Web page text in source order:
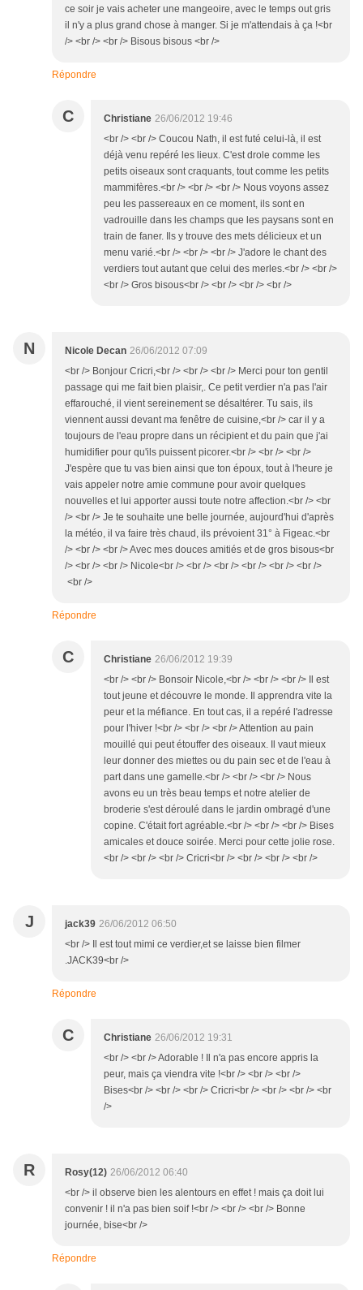
ce soir je vais acheter une mangeoire, avec le temps out gris
il n'y a plus grand chose à manger. Si je m'attendais à ça !<br
/> <br /> <br /> Bisous bisous <br />
Répondre
C Christiane 26/06/2012 19:46
<br /> <br /> Coucou Nath, il est futé celui-là, il est
déjà venu repéré les lieux. C'est drole comme les
petits oiseaux sont craquants, tout comme les petits
mammifères.<br /> <br /> <br /> Nous voyons assez
peu les passereaux en ce moment, ils sont en
vadrouille dans les champs que les paysans sont en
train de faner. Ils y trouve des mets délicieux et un
menu varié.<br /> <br /> <br /> J'adore le chant des
verdiers tout autant que celui des merles.<br /> <br />
<br /> Gros bisous<br /> <br /> <br /> <br />
N Nicole Decan 26/06/2012 07:09
<br /> Bonjour Cricri,<br /> <br /> <br /> Merci pour ton gentil
passage qui me fait bien plaisir,. Ce petit verdier n'a pas l'air
effarouché, il vient sereinement se désaltérer. Tu sais, ils
viennent aussi devant ma fenêtre de cuisine,<br /> car il y a
toujours de l'eau propre dans un récipient et du pain que j'ai
humidifier pour qu'ils puissent picorer.<br /> <br /> <br />
J'espère que tu vas bien ainsi que ton époux, tout à l'heure je
vais appeler notre amie commune pour avoir quelques
nouvelles et lui apporter aussi toute notre affection.<br /> <br
/> <br /> Je te souhaite une belle journée, aujourd'hui d'après
la météo, il va faire très chaud, ils prévoient 31° à Figeac.<br
/> <br /> <br /> Avec mes douces amitiés et de gros bisous<br
/> <br /> <br /> Nicole<br /> <br /> <br /> <br /> <br /> <br />
<br />
Répondre
C Christiane 26/06/2012 19:39
<br /> <br /> Bonsoir Nicole,<br /> <br /> <br /> Il est
tout jeune et découvre le monde. Il apprendra vite la
peur et la méfiance. En tout cas, il a repéré l'adresse
pour l'hiver !<br /> <br /> <br /> Attention au pain
mouillé qui peut étouffer des oiseaux. Il vaut mieux
leur donner des miettes ou du pain sec et de l'eau à
part dans une gamelle.<br /> <br /> <br /> Nous
avons eu un très beau temps et notre atelier de
broderie s'est déroulé dans le jardin ombragé d'une
copine. C'était fort agréable.<br /> <br /> <br /> Bises
amicales et douce soirée. Merci pour cette jolie rose.
<br /> <br /> <br /> Cricri<br /> <br /> <br /> <br />
J jack39 26/06/2012 06:50
<br /> Il est tout mimi ce verdier,et se laisse bien filmer
.JACK39<br />
Répondre
C Christiane 26/06/2012 19:31
<br /> <br /> Adorable ! Il n'a pas encore appris la
peur, mais ça viendra vite !<br /> <br /> <br />
Bises<br /> <br /> <br /> Cricri<br /> <br /> <br /> <br
/>
R Rosy(12) 26/06/2012 06:40
<br /> il observe bien les alentours en effet ! mais ça doit lui
convenir ! il n'a pas bien soif !<br /> <br /> <br /> Bonne
journée, bise<br />
Répondre